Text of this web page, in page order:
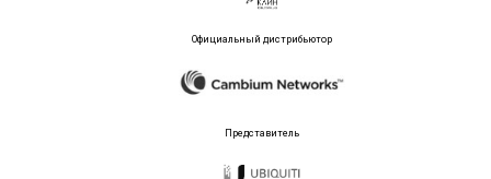
Официальный дистрибьютор
Представитель